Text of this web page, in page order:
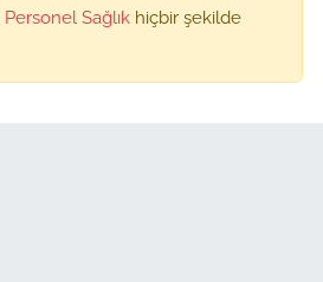
Personel Sağlık hiçbir şekilde